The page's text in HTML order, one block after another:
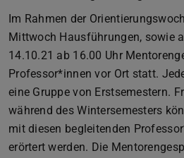
Im Rahmen der
Mittwoch Hausführungen, sowie
14.10.21 ab 16.00 Uhr
Professor*innen vor Ort statt.
eine Gruppe von Erstsemestern.
während des Wintersemesters
mit diesen begleitenden
erörtert werden. Die